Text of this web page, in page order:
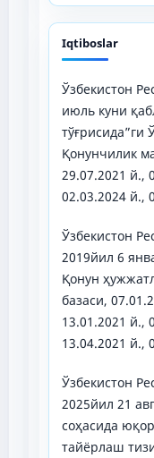
Iqtiboslar
Ўзбекистон
июль куни
Қонунчилик
29.07.2021 й.,
02.03.2024 й.,
Ўзбекистон
2019йил 6
Қонун
базаси,
13.01.2021 й.,
13.04.2021 й.,
Ўзбекистон
2025йил 21
соҳасида
тайёрлаш